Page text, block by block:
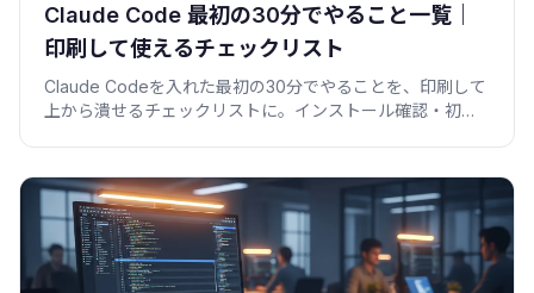
Claude Code 最初の30分でやること一覧｜
印刷して使えるチェックリスト
Claude Codeを入れた最初の30分でやることを、印刷して
上から潰せるチェックリストに。インストール確認・初プ